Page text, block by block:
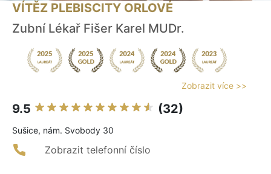
VÍTĚZ PLEBISCITY ORLOVÉ
Zubní Lékař Fišer Karel MUDr.
Zobrazit více >>
9.5 (32)
Sušice, nám. Svobody 30
Zobrazit telefonní číslo